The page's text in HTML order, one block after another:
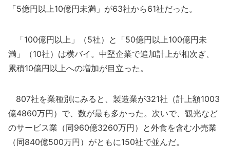
「5億円以上10億円未満」が63社から61社だった。
「100億円以上」（5社）と「50億円以上100億円未
満」（10社）は横バイ。中堅企業で追加計上が相次ぎ、
累積10億円以上への増加が目立った。
807社を業種別にみると、製造業が321社（計上額1003
億4860万円）で、数が最も多かった。次いで、観光など
のサービス業（同960億3260万円）と外食を含む小売業
（同840億500万円）がともに150社で並んだ。